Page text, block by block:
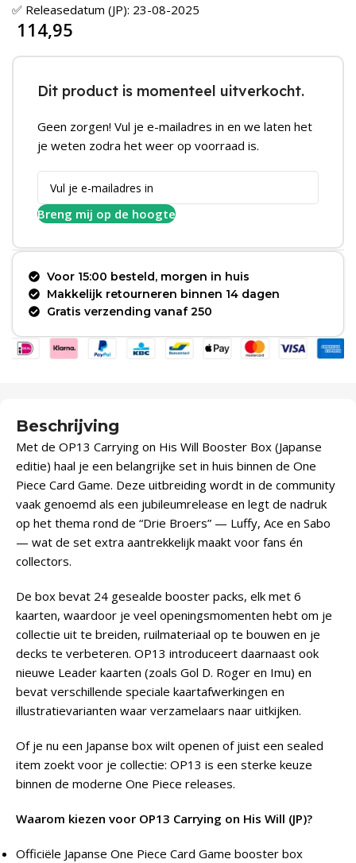
✅ Releasedatum (JP): 23-08-2025
114,95
Dit product is momenteel uitverkocht.
Geen zorgen! Vul je e-mailadres in en we laten het
je weten zodra het weer op voorraad is.
Breng mij op de hoogte
Voor 15:00 besteld, morgen in huis
Makkelijk retourneren binnen 14 dagen
Gratis verzending vanaf 250
Beschrijving
Met de OP13 Carrying on His Will Booster Box (Japanse
editie) haal je een belangrijke set in huis binnen de One
Piece Card Game. Deze uitbreiding wordt in de community
vaak genoemd als een jubileumrelease en legt de nadruk
op het thema rond de “Drie Broers” — Luffy, Ace en Sabo
— wat de set extra aantrekkelijk maakt voor fans én
collectors.
De box bevat 24 gesealde booster packs, elk met 6
kaarten, waardoor je veel openingsmomenten hebt om je
collectie uit te breiden, ruilmateriaal op te bouwen en je
decks te verbeteren. OP13 introduceert daarnaast ook
nieuwe Leader kaarten (zoals Gol D. Roger en Imu) en
bevat verschillende speciale kaartafwerkingen en
illustratievarianten waar verzamelaars naar uitkijken.
Of je nu een Japanse box wilt openen of juist een sealed
item zoekt voor je collectie: OP13 is een sterke keuze
binnen de moderne One Piece releases.
Waarom kiezen voor OP13 Carrying on His Will (JP)?
Officiële Japanse One Piece Card Game booster box